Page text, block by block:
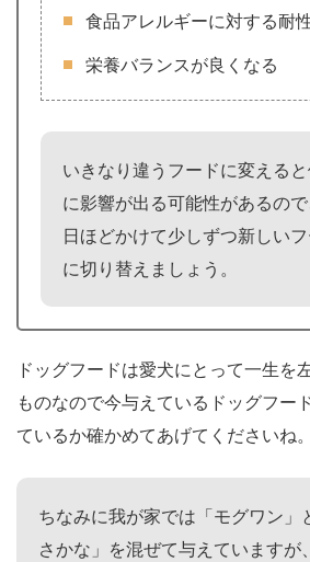
食品アレルギーに対する耐
栄養バランスが良くなる
いきなり違うフードに変える
に影響が出る可能性があるの
日ほどかけて少しずつ新しい
に切り替えましょう。
ドッグフードは愛犬にとって一生を
ものなので今与えているドッグフー
ているか確かめてあげてくださいね。
ちなみに我が家では「モグワン」
さかな」を混ぜて与えていますが